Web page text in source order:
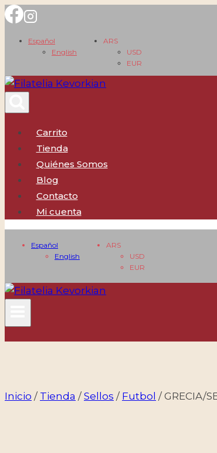
Saltar
contenido
Español
English
ARS
USD
EUR
Carrito
Tienda
Quiénes Somos
Blog
Contacto
Mi cuenta
Español
English
ARS
USD
EUR
Inicio / Tienda / Sellos / Futbol / GRECIA/